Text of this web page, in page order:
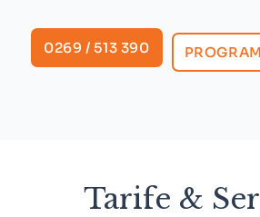
0269 / 513 390
Tarife &